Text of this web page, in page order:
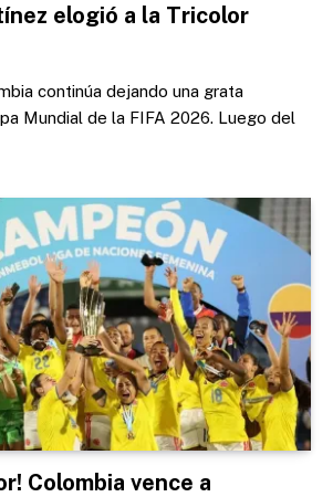
elogió a la Tricolor
continúa dejando una grata
Mundial de la FIFA 2026. Luego del
Colombia vence a